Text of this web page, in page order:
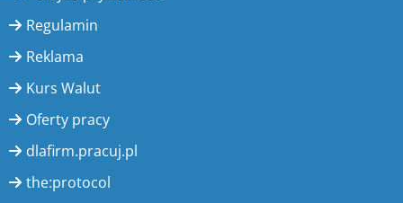
Regulamin
Reklama
Kurs Walut
Oferty pracy
dlafirm.pracuj.pl
the:protocol